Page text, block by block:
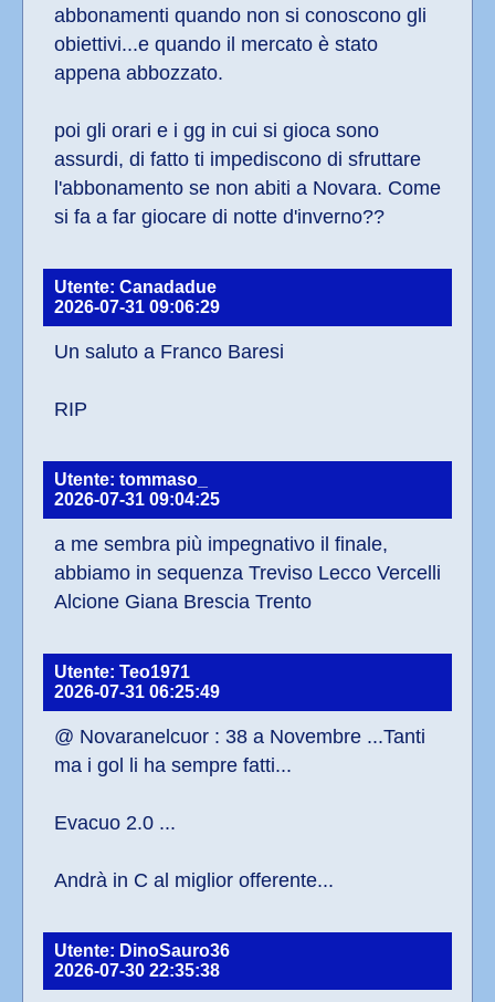
abbonamenti quando non si conoscono gli
obiettivi...e quando il mercato è stato
appena abbozzato.
poi gli orari e i gg in cui si gioca sono
assurdi, di fatto ti impediscono di sfruttare
l'abbonamento se non abiti a Novara. Come
si fa a far giocare di notte d'inverno??
Utente: Canadadue
2026-07-31 09:06:29
Un saluto a Franco Baresi
RIP
Utente: tommaso_
2026-07-31 09:04:25
a me sembra più impegnativo il finale,
abbiamo in sequenza Treviso Lecco Vercelli
Alcione Giana Brescia Trento
Utente: Teo1971
2026-07-31 06:25:49
@ Novaranelcuor : 38 a Novembre ...Tanti
ma i gol li ha sempre fatti...
Evacuo 2.0 ...
Andrà in C al miglior offerente...
Utente: DinoSauro36
2026-07-30 22:35:38